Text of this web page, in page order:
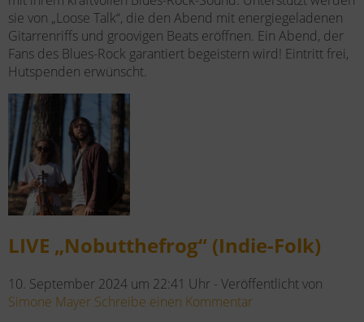
sie von „Loose Talk“, die den Abend mit energiegeladenen
Gitarrenriffs und groovigen Beats eröffnen. Ein Abend, der
Fans des Blues-Rock garantiert begeistern wird! Eintritt frei,
Hutspenden erwünscht.
LIVE „Nobutthefrog“ (Indie-Folk)
10. September 2024 um 22:41 Uhr - Veröffentlicht von
Simone Mayer Schreibe einen Kommentar